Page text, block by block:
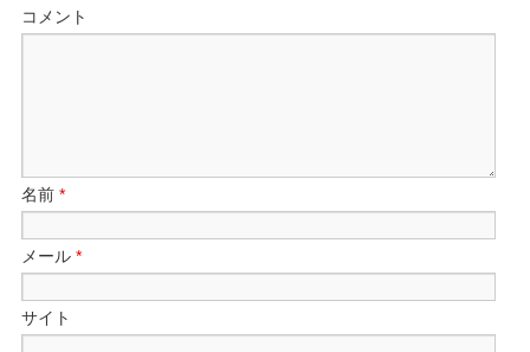
コメント
名前*
メール*
サイト